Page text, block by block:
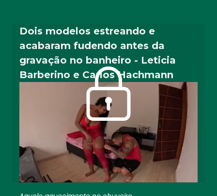
Dois modelos estreando e
acabaram fudendo antes da
gravação no banheiro - Leticia
Barberino e Carlos Hachmann